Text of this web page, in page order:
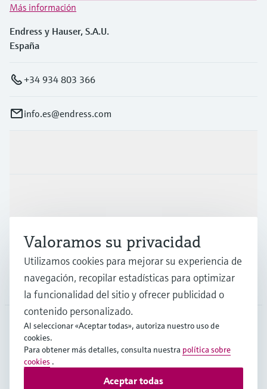
Más información
Endress y Hauser, S.A.U.
España
+34 934 803 366
info.es@endress.com
Soporte
Compañía
ESP
Copyright © Endress+Hauser Group Services AG
Valoramos su privacidad
Utilizamos cookies para mejorar su experiencia de
navegación, recopilar estadísticas para optimizar
la funcionalidad del sitio y ofrecer publicidad o
contenido personalizado.
Al seleccionar «Aceptar todas», autoriza nuestro uso de
cookies.
Para obtener más detalles, consulta nuestra política sobre
cookies .
Aceptar todas